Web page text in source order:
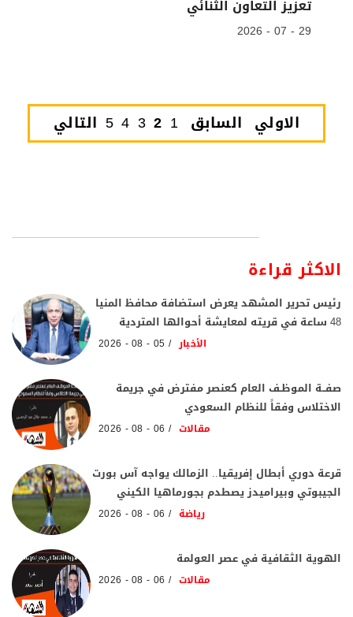
تعزيز التعاون الثنائي
29 - 07 - 2026
الاولي السابق 1
2
3
4
5 التالي
الاكثر قراءة
رئيس تحرير المشهد يعرض استضافة محافظ المنيا
48 ساعة في قريته لمعايشة أحوالها المتردية
الأخبار 05 - 08 - 2026
صفــة الموظـف العام كعنصر مفترض في جريمة
الاختلاس وفقاً للنظام السعودي
مقالات 06 - 08 - 2026
قرعة دوري أبطال إفريقيا.. الزمالك يواجه آس بورت
الجيبوتي وبيراميدز يصطدم بجورماهيا الكيني
رياضة 06 - 08 - 2026
الهوية الثقافية في عصر العولمة
مقالات 06 - 08 - 2026